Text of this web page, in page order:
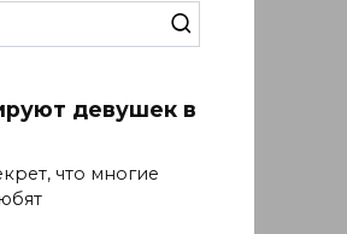
девушек в
что многие